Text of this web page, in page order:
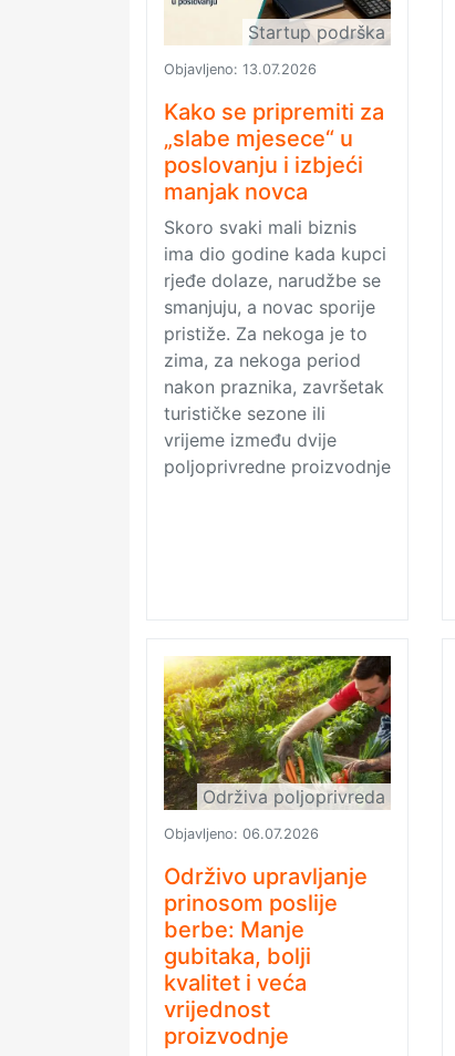
Startup podrška
Objavljeno: 13.07.2026
Kako se pripremiti za
„slabe mjesece“ u
poslovanju i izbjeći
manjak novca
Skoro svaki mali biznis
ima dio godine kada kupci
rjeđe dolaze, narudžbe se
smanjuju, a novac sporije
pristiže. Za nekoga je to
zima, za nekoga period
nakon praznika, završetak
turističke sezone ili
vrijeme između dvije
poljoprivredne proizvodnje
Održiva poljoprivreda
Objavljeno: 06.07.2026
Održivo upravljanje
prinosom poslije
berbe: Manje
gubitaka, bolji
kvalitet i veća
vrijednost
proizvodnje